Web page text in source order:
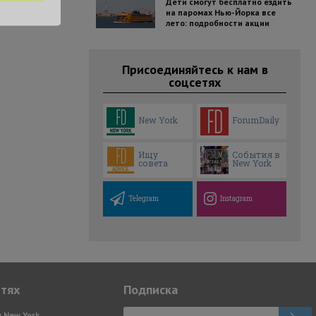
на паромах Нью-Йорка все
лето: подробности акции
Присоединяйтесь к нам в
соцсетях
New York ForumDaily
Ищу
совета
События в
New York
Telegram Instagram
Подписка